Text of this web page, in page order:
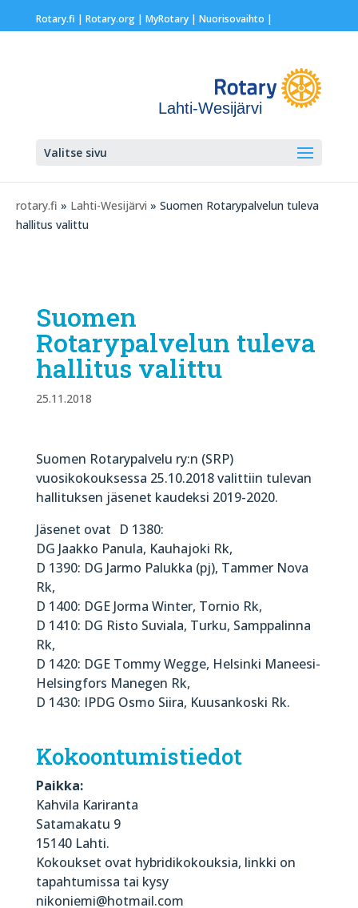
Rotary.fi | Rotary.org| MyRotary | Nuorisovaihto |
Lahti-Wesijärvi
Valitse sivu
rotary.fi » Lahti-Wesijärvi » Suomen Rotarypalvelun tuleva
hallitus valittu
Suomen
Rotarypalvelun tuleva
hallitus valittu
25.11.2018
Suomen Rotarypalvelu ry:n (SRP)
vuosikokouksessa 25.10.2018 valittiin tulevan
hallituksen jäsenet kaudeksi 2019-2020.
Jäsenet ovat D 1380:
DG Jaakko Panula, Kauhajoki Rk,
D 1390: DG Jarmo Palukka (pj), Tammer Nova
Rk,
D 1400: DGE Jorma Winter, Tornio Rk,
D 1410: DG Risto Suviala, Turku, Samppalinna
Rk,
D 1420: DGE Tommy Wegge, Helsinki Maneesi-
Helsingfors Manegen Rk,
D 1430: IPDG Osmo Siira, Kuusankoski Rk.
Kokoontumistiedot
Paikka:
Kahvila Kariranta
Satamakatu 9
15140 Lahti.
Kokoukset ovat hybridikokouksia, linkki on
tapahtumissa tai kysy
nikoniemi@hotmail.com